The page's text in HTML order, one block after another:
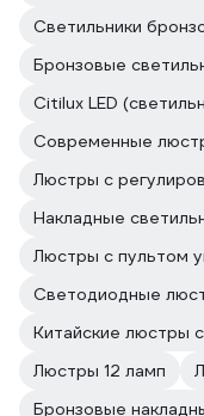
Светильники
Бронзовые
Citilux LED
Современные
Люстры с
Накладные
Люстры с пультом
Светодиодные
Китайские люстры
Люстры 12 ламп
Бронзовые